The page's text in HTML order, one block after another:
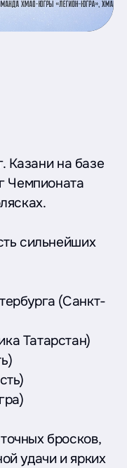
Казани на базе
Чемпионата
сильнейших
(Санкт-
Татарстан)
бросков,
удачи и ярких